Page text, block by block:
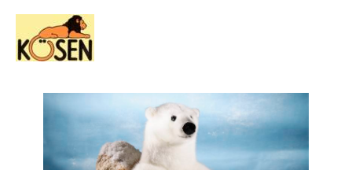
Bildergalerie überspringen